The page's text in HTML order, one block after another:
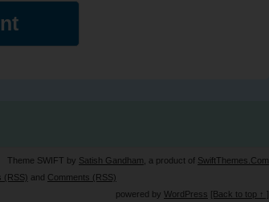
Theme SWIFT by Satish Gandham , a product of SwiftThemes.Com
(RSS) and Comments (RSS)
powered by WordPress [Back to top ↑ ]